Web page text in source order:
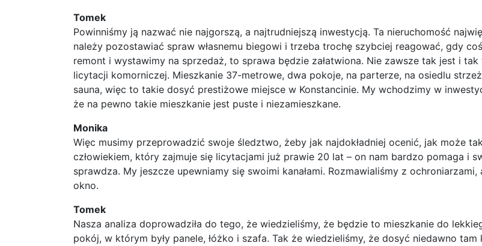
Tomek
Powinniśmy ją nazwać nie najgorszą, a najtrudniejszą inwestycją. Ta nieruchomość
należy pozostawiać spraw własnemu biegowi i trzeba trochę szybciej reagować, gdy
remont i wystawimy na sprzedaż, to sprawa będzie załatwiona. Nie zawsze tak jest i
licytacji komorniczej. Mieszkanie 37-metrowe, dwa pokoje, na parterze, na osiedlu
sauna, więc to takie dosyć prestiżowe miejsce w Konstancinie. My wchodzimy w
że na pewno takie mieszkanie jest puste i niezamieszkane.
Monika
Więc musimy przeprowadzić swoje śledztwo, żeby jak najdokładniej ocenić, jak może
człowiekiem, który zajmuje się licytacjami już prawie 20 lat – on nam bardzo pomaga i
sprawdza. My jeszcze upewniamy się swoimi kanałami. Rozmawialiśmy z
okno.
Tomek
Nasza analiza doprowadziła do tego, że wiedzieliśmy, że będzie to mieszkanie do
pokój, w którym były panele, łóżko i szafa. Tak że wiedzieliśmy, że dosyć niedawno